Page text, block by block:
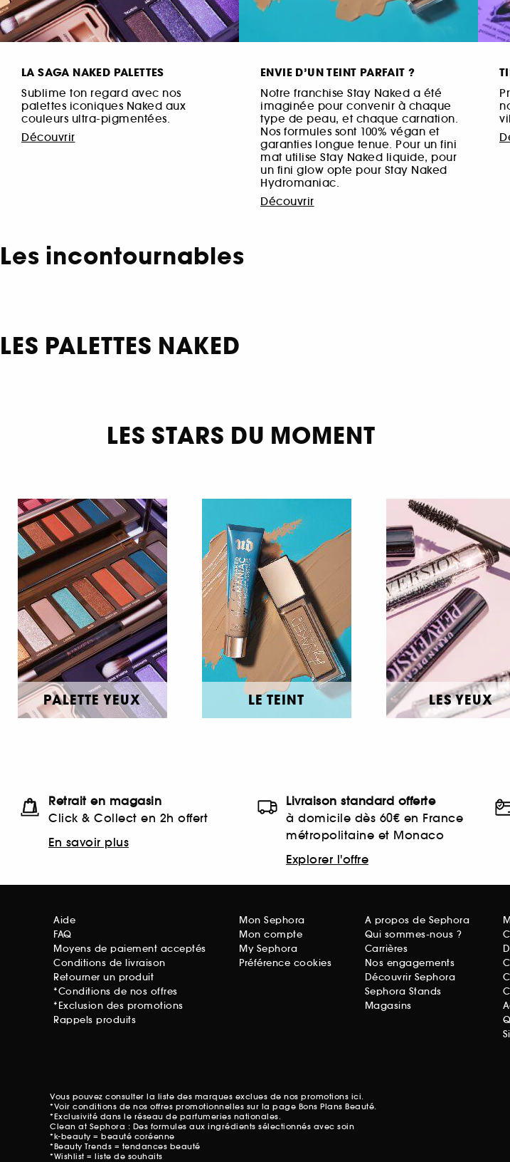
LA SAGA NAKED PALETTES
Sublime ton regard avec nos
palettes iconiques Naked aux
couleurs ultra-pigmentées.
Découvrir
ENVIE D’UN TEINT PARFAIT ?
Notre franchise Stay Naked a été
imaginée pour convenir à chaque
type de peau, et chaque carnation.
Nos formules sont 100% végan et
garanties longue tenue. Pour un fini
mat utilise Stay Naked liquide, pour
un fini glow opte pour Stay Naked
Hydromaniac.
Découvrir
Les incontournables
LES PALETTES NAKED
LES STARS DU MOMENT
PALETTE YEUX LE TEINT LES YEUX
Retrait en magasin
Click & Collect en 2h offert
En savoir plus
Livraison standard offerte
à domicile dès 60€ en France
métropolitaine et Monaco
Explorer l'offre
Aide
FAQ
Moyens de paiement acceptés
Conditions de livraison
Retourner un produit
*Conditions de nos offres
*Exclusion des promotions
Rappels produits
Mon Sephora
Mon compte
My Sephora
Préférence cookies
A propos de Sephora
Qui sommes-nous ?
Carrières
Nos engagements
Découvrir Sephora
Sephora Stands
Magasins
Vous pouvez consulter la liste des marques exclues de nos promotions ici.
*Voir conditions de nos offres promotionnelles sur la page Bons Plans Beauté.
*Exclusivité dans le réseau de parfumeries nationales.
Clean at Sephora : Des formules aux ingrédients sélectionnés avec soin
*k-beauty = beauté coréenne
*Beauty Trends = tendances beauté
*Wishlist = liste de souhaits